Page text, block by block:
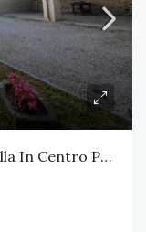
RIF. 8298 Prestigiosa E Storica Villa In Centro Paese